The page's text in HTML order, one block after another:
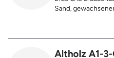
gesamten
Sand,
Altholz A1-